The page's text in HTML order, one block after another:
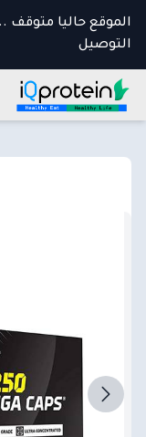
الموقع حاليا متوقف
التوصيل